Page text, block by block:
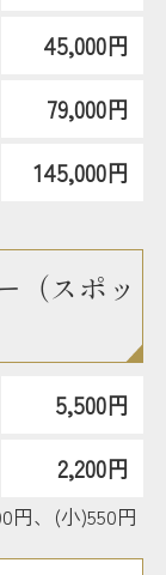
45,000円
79,000円
145,000円
（スポッ
5,500円
2,200円
円、(小)550円